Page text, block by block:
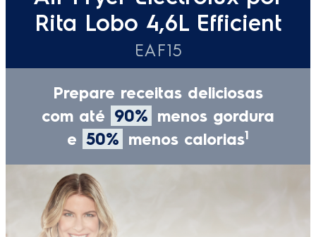
Altura do produto 34,2 cm
Código comercial - 127V
Origem Importado
Altura do produto embalado
Peso do produto embalado